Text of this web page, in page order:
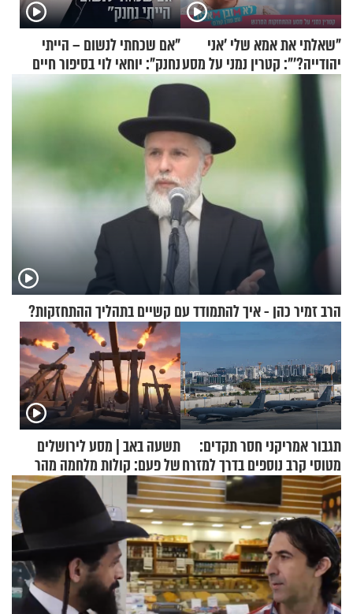
"שאלתי את אמא שלי 'אני
יהודייה?'": קטרין נמני על מסע
ההתחזקות המרגש
"אם שכחתי לנשום – הייתי
נחנק": יוחאי לוי בסיפור חיים
מעורר השראה
הרב זמיר כהן - איך להתמודד עם קשיים בתהליך ההתחזקות?
תגבור אמריקני חסר תקדים:
מטוסי קרב נוספים בדרך למזרח
התיכון
תשעה באב | מסע לירושלים
של פעם: קולות מלחמה מהר
הזיתים